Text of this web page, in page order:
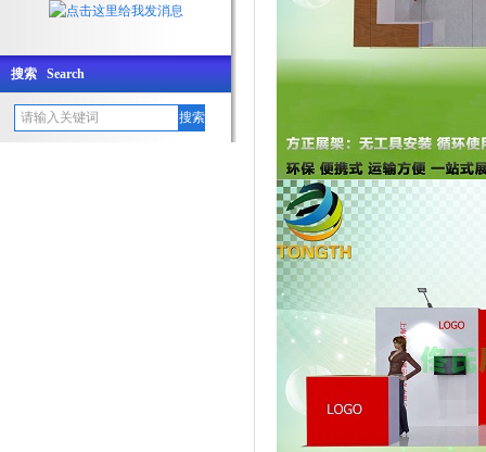
搜索 Search